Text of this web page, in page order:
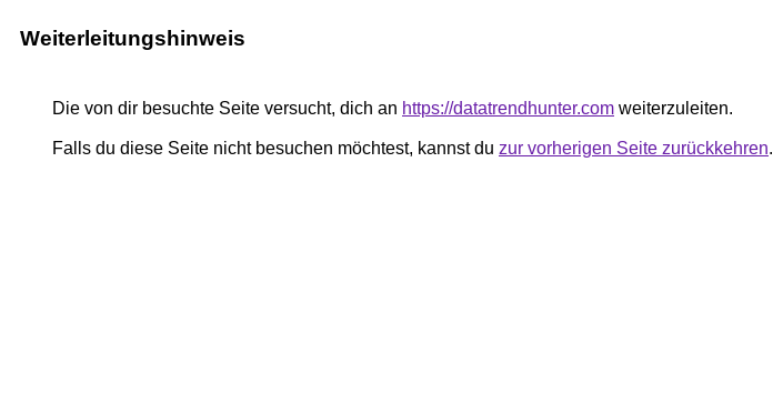
Weiterleitungshinweis
Die von dir besuchte Seite versucht, dich an https://datatrendhunter.com weiterzuleiten.
Falls du diese Seite nicht besuchen möchtest, kannst du zur vorherigen Seite zurückkehren.